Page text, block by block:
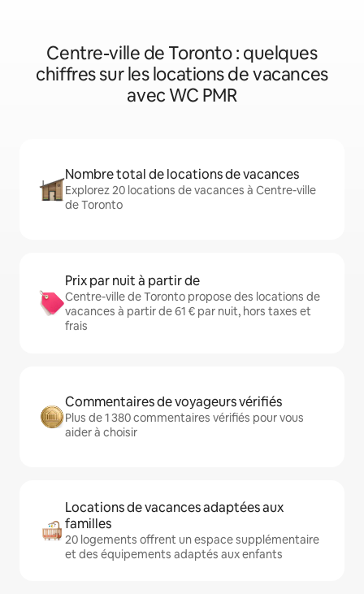
Centre-ville de Toronto : quelques
chiffres sur les locations de vacances
avec WC PMR
Nombre total de locations de vacances
Explorez 20 locations de vacances à Centre-ville
de Toronto
Prix par nuit à partir de
Centre-ville de Toronto propose des locations de
vacances à partir de 61 € par nuit, hors taxes et
frais
Commentaires de voyageurs vérifiés
Plus de 1 380 commentaires vérifiés pour vous
aider à choisir
Locations de vacances adaptées aux
familles
20 logements offrent un espace supplémentaire
et des équipements adaptés aux enfants